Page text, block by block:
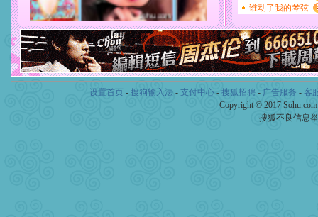
设置首页 - 搜狗输入法- 支付中心- 搜狐招聘- 广告服务 - 客
Copyright © 2017
搜狐不良信息